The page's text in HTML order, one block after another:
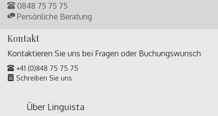
0848 75 75 75
Persönliche Beratung
Kontakt
Kontaktieren Sie uns bei Fragen oder Buchungswunsch
+41 (0)848 75 75 75
Schreiben Sie uns
Über Linguista